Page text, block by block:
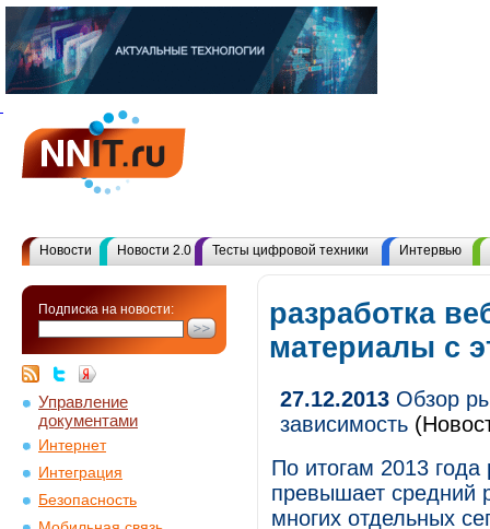
Новости Новости 2.0 Тесты цифровой техники Интервью
Подписка на новости:
Управление
документами
Интернет
Интеграция
Безопасность
разработка
материалы с
27.12.2013 Обзор
зависимость
По итогам 2013 года
превышает средний
многих отдельных